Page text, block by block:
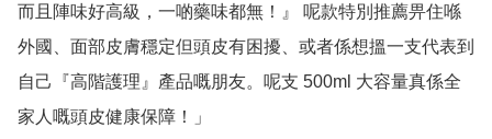
而且陣味好高級，一啲藥味都無！』 呢款特別推薦畀住喺
外國、面部皮膚穩定但頭皮有困擾、或者係想搵一支代表到
自己『高階護理』產品嘅朋友。呢支 500ml 大容量真係全
家人嘅頭皮健康保障！」